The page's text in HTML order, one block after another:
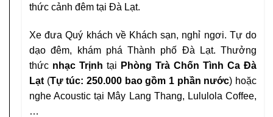
thức cảnh đêm tại Đà Lạt.
Xe đưa Quý khách về Khách sạn, nghỉ ngơi. Tự do
dạo đêm, khám phá Thành phố Đà Lạt. Thưởng
thức nhạc Trịnh tại Phòng Trà Chốn Tình Ca Đà
Lạt (Tự túc: 250.000 bao gồm 1 phần nước) hoặc
nghe Acoustic tại Mây Lang Thang, Lululola Coffee,
…